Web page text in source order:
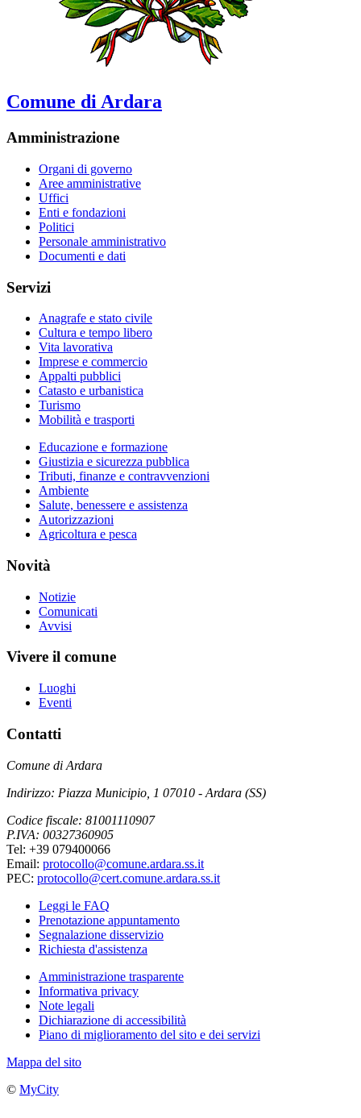
Comune di Ardara
Amministrazione
Organi di governo
Aree amministrative
Uffici
Enti e fondazioni
Politici
Personale amministrativo
Documenti e dati
Servizi
Anagrafe e stato civile
Cultura e tempo libero
Vita lavorativa
Imprese e commercio
Appalti pubblici
Catasto e urbanistica
Turismo
Mobilità e trasporti
Educazione e formazione
Giustizia e sicurezza pubblica
Tributi, finanze e contravvenzioni
Ambiente
Salute, benessere e assistenza
Autorizzazioni
Agricoltura e pesca
Novità
Notizie
Comunicati
Avvisi
Vivere il comune
Luoghi
Eventi
Contatti
Comune di Ardara
Indirizzo: Piazza Municipio, 1 07010 - Ardara (SS)
Codice fiscale: 81001110907
P.IVA: 00327360905
Tel: +39 079400066
Email: protocollo@comune.ardara.ss.it
PEC: protocollo@cert.comune.ardara.ss.it
Leggi le FAQ
Prenotazione appuntamento
Segnalazione disservizio
Richiesta d'assistenza
Amministrazione trasparente
Informativa privacy
Note legali
Dichiarazione di accessibilità
Piano di miglioramento del sito e dei servizi
Mappa del sito
© MyCity